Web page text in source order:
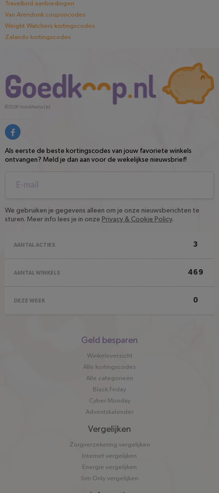
Travelbird aanbiedingen
Van Arendonk couponcodes
Weight Watchers kortingscodes
Zalando kortingscodes
©2026Volo Media Ltd
Als eerste de beste kortingscodes van jouw favoriete winkels
ontvangen? Meld je dan aan voor de wekelijkse nieuwsbrief!
We gebruiken je gegevens alleen om je onze nieuwsberichten te
sturen. Meer info lees je in onze Privacy & Cookie Policy.
AANTAL ACTIES 3
AANTAL WINKELS 469
DEZE WEEK 0
Geld besparen
Winkeloverzicht
Alle kortingscodes
Alle categorieën
Black Friday
Cyber Monday
Adventskalender
Vergelijken
Zorgverzekering vergelijken
Internet vergelijken
Energie vergelijken
Sim Only vergelijken